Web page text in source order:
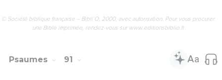
© Société biblique française – Bibli’O, 2000, avec autorisation. Pour vous procurer
une Bible imprimée, rendez-vous sur www.editionsbiblio.fr
Psaumes 91